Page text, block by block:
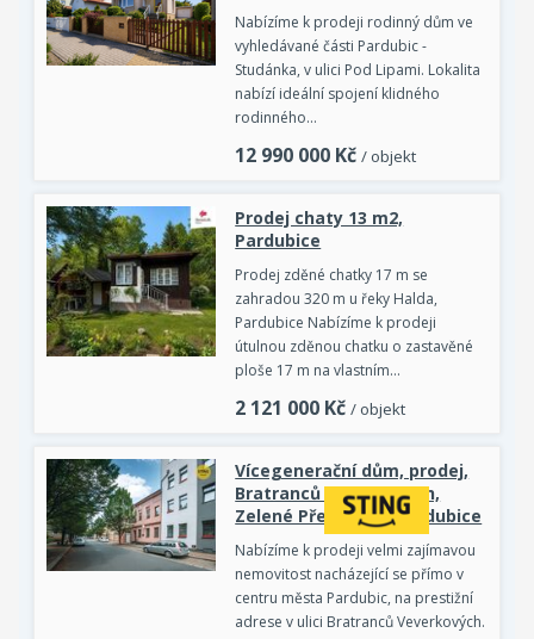
Nabízíme k prodeji rodinný dům ve
vyhledávané části Pardubic -
Studánka, v ulici Pod Lipami. Lokalita
nabízí ideální spojení klidného
rodinného…
12 990 000 Kč / objekt
Prodej chaty 13 m2,
Pardubice
Prodej zděné chatky 17 m se
zahradou 320 m u řeky Halda,
Pardubice Nabízíme k prodeji
útulnou zděnou chatku o zastavěné
ploše 17 m na vlastním…
2 121 000 Kč / objekt
Vícegenerační dům, prodej,
Bratranců Veverkových,
Zelené Předměstí, Pardubice
Nabízíme k prodeji velmi zajímavou
nemovitost nacházející se přímo v
centru města Pardubic, na prestižní
adrese v ulici Bratranců Veverkových.